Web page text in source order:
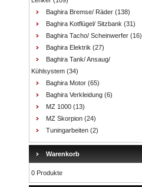
Baghira Bremse/ Räder (138)
Baghira Kotflügel/ Sitzbank (31)
Baghira Tacho/ Scheinwerfer (16)
Baghira Elektrik (27)
Baghira Tank/ Ansaug/
Kühlsystem (34)
Baghira Motor (65)
Baghira Verkleidung (6)
MZ 1000 (13)
MZ Skorpion (24)
Tuningarbeiten (2)
Warenkorb
0 Produkte